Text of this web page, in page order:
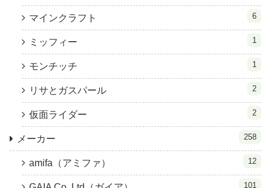
マインクラフト 6
ミッフィー 1
モンチッチ 1
リサとガスパール 2
仮面ライダー 2
メーカー 258
amifa（アミファ） 12
101